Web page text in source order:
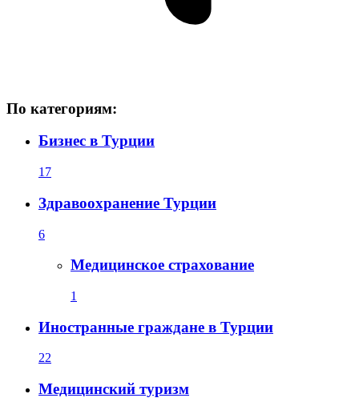
По категориям:
Бизнес в Турции
17
Здравоохранение Турции
6
Медицинское страхование
1
Иностранные граждане в Турции
22
Медицинский туризм